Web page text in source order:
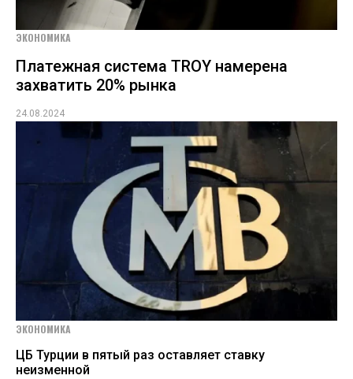
ЭКОНОМИКА
Платежная система TROY намерена
захватить 20% рынка
24.08.2024
ЭКОНОМИКА
ЦБ Турции в пятый раз оставляет ставку
неизменной